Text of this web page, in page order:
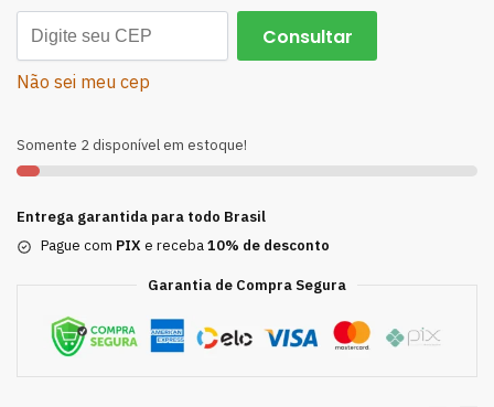
r
n
i
v
:
Consultar
Não sei meu cep
Somente 2 disponível em estoque!
Entrega garantida para todo Brasil
Pague com PIX e receba10% de desconto
Garantia de Compra Segura